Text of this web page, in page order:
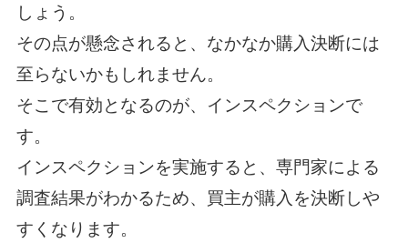
しょう。
その点が懸念されると、なかなか購入決断には
至らないかもしれません。
そこで有効となるのが、インスペクションで
す。
インスペクションを実施すると、専門家による
調査結果がわかるため、買主が購入を決断しや
すくなります。